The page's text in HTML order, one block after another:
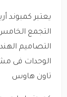
يعتبر كمبوند
التجمع
التصاميم
الوحدات فى
تاون هاوس